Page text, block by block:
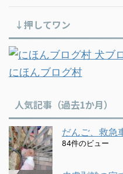
↓押してワン
にほんブログ村
人気記事（過去1か月）
だんご、救急
84件のビュー